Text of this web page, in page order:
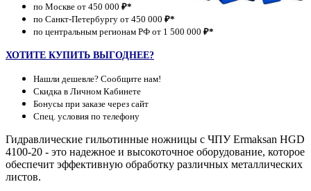
по Москве от 450 000 ₽*
по Санкт-Петербургу от 450 000 ₽*
по центральным регионам РФ от 1 500 000 ₽*
ХОТИТЕ КУПИТЬ ВЫГОДНЕЕ?
Нашли дешевле? Сообщите нам!
Скидка в Личном Кабинете
Бонусы при заказе через сайт
Спец. условия по телефону
Гидравлические гильотинные ножницы с ЧПУ Ermaksan HGD
4100-20 - это надежное и высокоточное оборудование, которое
обеспечит эффективную обработку различных металлических
листов.